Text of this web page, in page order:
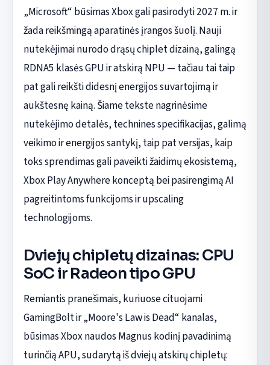
„Microsoft“ būsimas Xbox gali pasirodyti 2027 m. ir
žada reikšmingą aparatinės įrangos šuolį. Nauji
nutekėjimai nurodo drąsų chiplet dizainą, galingą
RDNA5 klasės GPU ir atskirą NPU — tačiau tai taip
pat gali reikšti didesnį energijos suvartojimą ir
aukštesnę kainą. Šiame tekste nagrinėsime
nutekėjimo detalės, technines specifikacijas, galimą
veikimo ir energijos santykį, taip pat versijas, kaip
toks sprendimas gali paveikti žaidimų ekosistemą,
Xbox Play Anywhere konceptą bei pasirengimą AI
pagreitintoms funkcijoms ir upscaling
technologijoms.
Dviejų chipletų dizainas: CPU
SoC ir Radeon tipo GPU
Remiantis pranešimais, kuriuose cituojami
GamingBolt ir „Moore's Law is Dead“ kanalas,
būsimas Xbox naudos Magnus kodinį pavadinimą
turinčią APU, sudarytą iš dviejų atskirų chipletų: